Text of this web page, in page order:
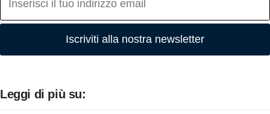
Iscriviti alla nostra newsletter
Leggi di più su: